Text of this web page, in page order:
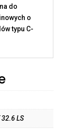
do
o
typu C-
32.6 LS